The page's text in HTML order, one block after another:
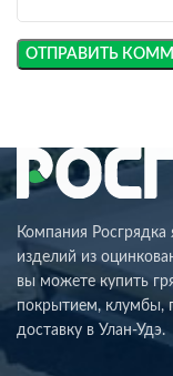
Компания
изделий из
вы можете купить
покрытием, клумбы,
доставку в Улан-Удэ.